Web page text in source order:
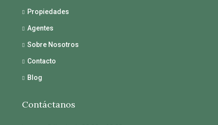
Propiedades
Agentes
Sobre Nosotros
Contacto
Blog
Contáctanos